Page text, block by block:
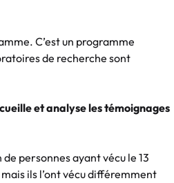
C’est un programme
de recherche sont
et analyse les témoignages
personnes ayant vécu le 13
ils l’ont vécu différemment